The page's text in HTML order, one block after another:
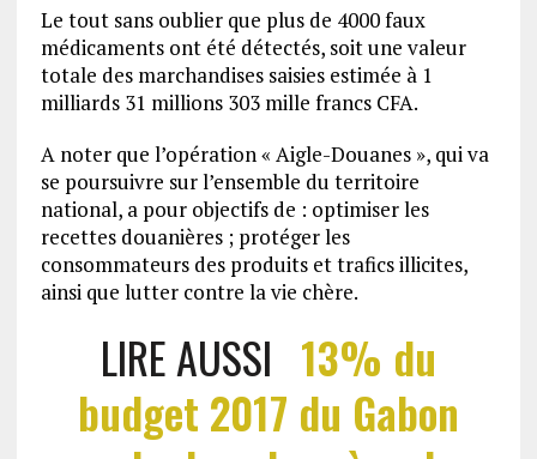
Le tout sans oublier que plus de 4000 faux
médicaments ont été détectés, soit une valeur
totale des marchandises saisies estimée à 1
milliards 31 millions 303 mille francs CFA.
A noter que l’opération « Aigle-Douanes », qui va
se poursuivre sur l’ensemble du territoire
national, a pour objectifs de : optimiser les
recettes douanières ; protéger les
consommateurs des produits et trafics illicites,
ainsi que lutter contre la vie chère.
LIRE AUSSI 13% du
budget 2017 du Gabon